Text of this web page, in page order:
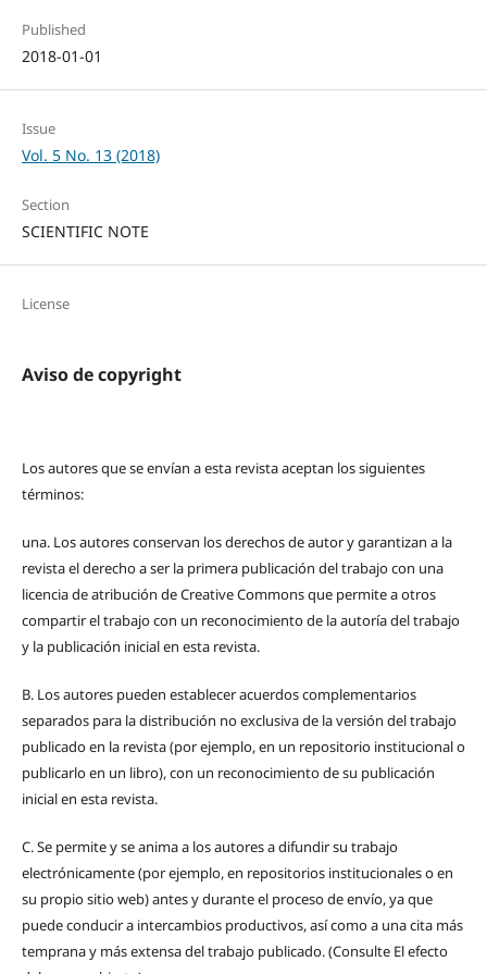
Published
2018-01-01
Issue
Vol. 5 No. 13 (2018)
Section
SCIENTIFIC NOTE
License
Aviso de copyright
Los autores que se envían a esta revista aceptan los siguientes
términos:
una. Los autores conservan los derechos de autor y garantizan a la
revista el derecho a ser la primera publicación del trabajo con una
licencia de atribución de Creative Commons que permite a otros
compartir el trabajo con un reconocimiento de la autoría del trabajo
y la publicación inicial en esta revista.
B. Los autores pueden establecer acuerdos complementarios
separados para la distribución no exclusiva de la versión del trabajo
publicado en la revista (por ejemplo, en un repositorio institucional o
publicarlo en un libro), con un reconocimiento de su publicación
inicial en esta revista.
C.Se permite y se anima a los autores a difundir su trabajo
electrónicamente (por ejemplo, en repositorios institucionales o en
su propio sitio web) antes y durante el proceso de envío, ya que
puede conducir a intercambios productivos, así como a una cita más
temprana y más extensa del trabajo publicado. (Consulte El efecto